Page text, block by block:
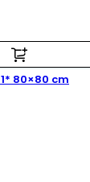
80×80 cm